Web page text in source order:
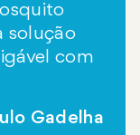
solução
com
Gadelha